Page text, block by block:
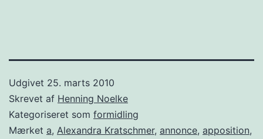
Udgivet 25. marts 2010
Skrevet af Henning Noelke
Kategoriseret som formidling
Mærket a, Alexandra Kratschmer, annonce, apposition,